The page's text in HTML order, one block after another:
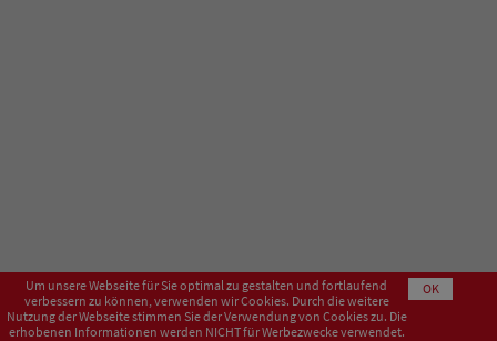
Um unsere Webseite für Sie optimal zu gestalten und fortlaufend
verbessern zu können, verwenden wir Cookies. Durch die weitere
Nutzung der Webseite stimmen Sie der Verwendung von Cookies zu. Die
erhobenen Informationen werden NICHT für Werbezwecke verwendet.
OK